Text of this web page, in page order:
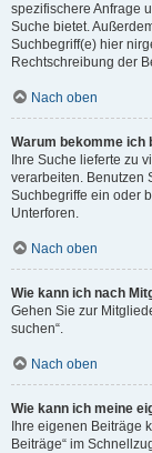
spezifischere Anfrage
Suche bietet.
Suchbegriff(e) hier
Rechtschreibung der
Nach oben
Warum bekomme ich
Ihre Suche lieferte zu
verarbeiten. Benutzen
Suchbegriffe ein oder
Unterforen.
Nach oben
Wie kann ich nach
Gehen Sie zur
suchen“.
Nach oben
Wie kann ich meine
Ihre eigenen Beiträge
Beiträge“ im